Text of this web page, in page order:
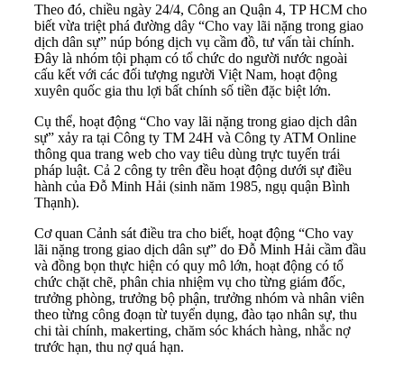
Theo đó, chiều ngày 24/4, Công an Quận 4, TP HCM cho
biết vừa triệt phá đường dây “Cho vay lãi nặng trong giao
dịch dân sự” núp bóng dịch vụ cầm đồ, tư vấn tài chính.
Đây là nhóm tội phạm có tổ chức do người nước ngoài
cấu kết với các đối tượng người Việt Nam, hoạt động
xuyên quốc gia thu lợi bất chính số tiền đặc biệt lớn.
Cụ thể, hoạt động “Cho vay lãi nặng trong giao dịch dân
sự” xảy ra tại Công ty TM 24H và Công ty ATM Online
thông qua trang web cho vay tiêu dùng trực tuyến trái
pháp luật. Cả 2 công ty trên đều hoạt động dưới sự điều
hành của Đỗ Minh Hải (sinh năm 1985, ngụ quận Bình
Thạnh).
Cơ quan Cảnh sát điều tra cho biết, hoạt động “Cho vay
lãi nặng trong giao dịch dân sự” do Đỗ Minh Hải cầm đầu
và đồng bọn thực hiện có quy mô lớn, hoạt động có tổ
chức chặt chẽ, phân chia nhiệm vụ cho từng giám đốc,
trưởng phòng, trưởng bộ phận, trưởng nhóm và nhân viên
theo từng công đoạn từ tuyển dụng, đào tạo nhân sự, thu
chi tài chính, makerting, chăm sóc khách hàng, nhắc nợ
trước hạn, thu nợ quá hạn.